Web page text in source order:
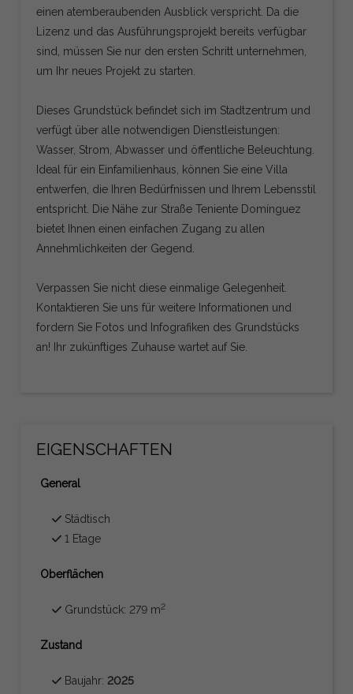
einen atemberaubenden Ausblick verspricht. Da die
Lizenz und das Ausführungsprojekt bereits verfügbar
sind, müssen Sie nur den ersten Schritt unternehmen,
um Ihr neues Projekt zu starten.
Dieses Grundstück befindet sich im Stadtzentrum und
verfügt über alle notwendigen Dienstleistungen:
Wasser, Strom, Abwasser und öffentliche Beleuchtung.
Ideal für ein Einfamilienhaus, können Sie eine Villa
entwerfen, die Ihren Bedürfnissen und Ihrem Lebensstil
entspricht. Die Nähe zur Straße Teniente Domínguez
bietet Ihnen einen einfachen Zugang zu allen
Annehmlichkeiten der Gegend.
Verpassen Sie nicht diese einmalige Gelegenheit.
Kontaktieren Sie uns für weitere Informationen und
fordern Sie Fotos und Infografiken des Grundstücks
an! Ihr zukünftiges Zuhause wartet auf Sie.
EIGENSCHAFTEN
General
Städtisch
1 Etage
Oberflächen
Grundstück: 279 m2
Zustand
Baujahr:2025